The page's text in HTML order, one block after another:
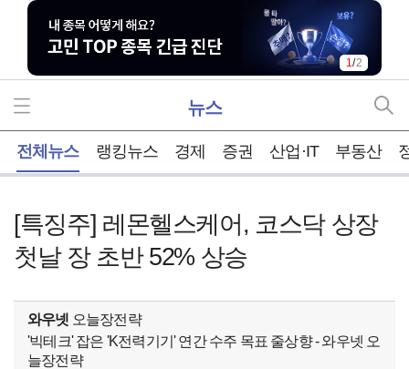
1/2
뉴스
전체뉴스 랭킹뉴스 경제 증권 산업·IT 부동산
[특징주] 레몬헬스케어, 코스닥 상장
첫날 장 초반 52% 상승
와우넷 오늘장전략
'빅테크' 잡은 'K전력기기' 연간 수주 목표 줄상향 - 와우넷 오
늘장전략